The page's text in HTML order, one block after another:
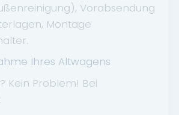
Vorabsendung
Montage
Ihres Altwagens
Kein Problem! Bei